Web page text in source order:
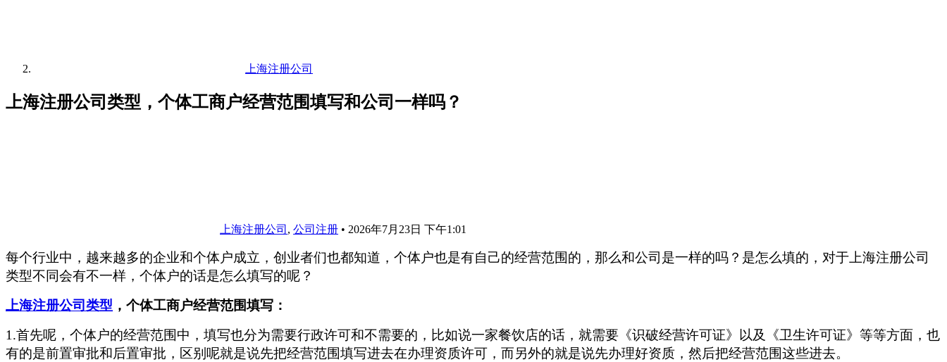
上海注册公司
上海注册公司类型，个体工商户经营范围填写和公司一样吗？
上海注册公司 , 公司注册 • 2026年7月23日 下午1:01
每个行业中，越来越多的企业和个体户成立，创业者们也都知道，个体户也是有自己的经营范围的，那么和公司是一样的吗？是怎么填的，对于上海注册公司
类型不同会有不一样，个体户的话是怎么填写的呢？
上海注册公司类型 ，个体工商户经营范围填写：
1.首先呢，个体户的经营范围中，填写也分为需要行政许可和不需要的，比如说一家餐饮店的话，就需要《识破经营许可证》以及《卫生许可证》等等方面，也
有的是前置审批和后置审批，区别呢就是说先把经营范围填写进去在办理资质许可，而另外的就是说先办理好资质，然后把经营范围这些进去。